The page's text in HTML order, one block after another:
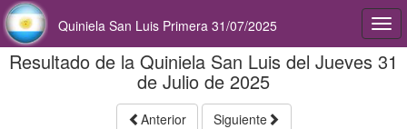
Quiniela San Luis Primera 31/07/2025
Resultado de la Quiniela San Luis del Jueves 31
de Julio de 2025
Anterior Siguiente